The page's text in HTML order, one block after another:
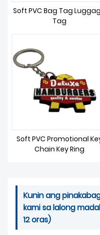
Soft PVC Bag Tag
Tag
Soft PVC Promotional
Chain Key Ring
Kunin ang
kami sa lalong
12 oras)